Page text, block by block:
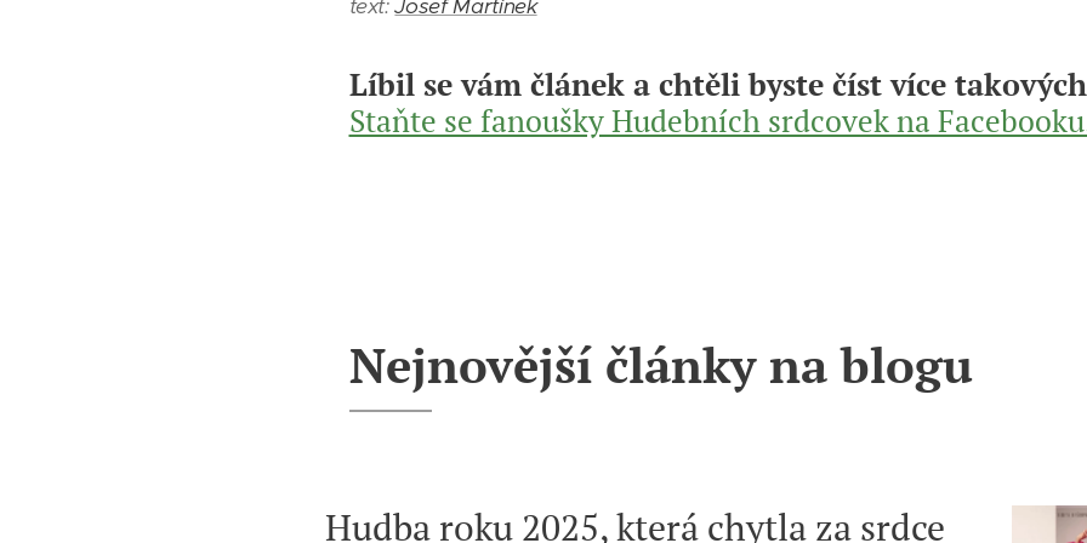
text:Josef Martínek
Líbil se vám článek a chtěli byste číst více
Staňte se fanoušky Hudebních srdcovek na
Nejnovější články na blogu
Hudba roku 2025, která chytla za srdce